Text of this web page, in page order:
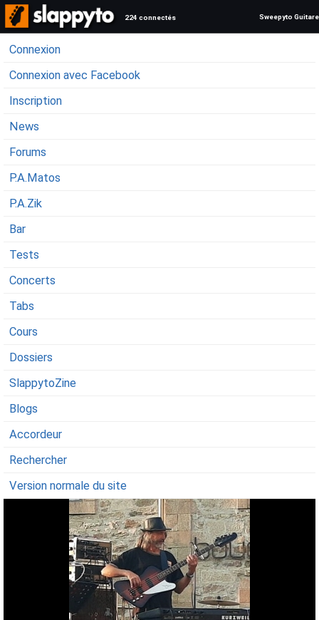
224 connectés Sweepyto Guitare
Connexion
Connexion avec Facebook
Inscription
News
Forums
P.A.Matos
P.A.Zik
Bar
Tests
Concerts
Tabs
Cours
Dossiers
SlappytoZine
Blogs
Accordeur
Rechercher
Version normale du site